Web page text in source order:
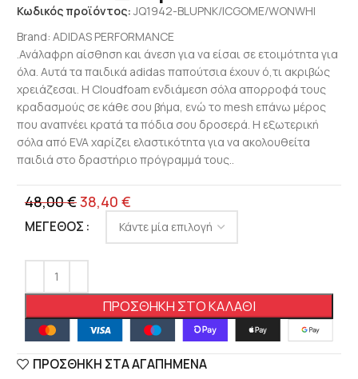
Κωδικός προϊόντος:JQ1942-BLUPNK/ICGOME/WONWHI
Brand: ADIDAS PERFORMANCE
.Ανάλαφρη αίσθηση και άνεση για να είσαι σε ετοιμότητα για
όλα. Αυτά τα παιδικά adidas παπούτσια έχουν ό,τι ακριβώς
χρειάζεσαι. Η Cloudfoam ενδιάμεση σόλα απορροφά τους
κραδασμούς σε κάθε σου βήμα, ενώ το mesh επάνω μέρος
που αναπνέει κρατά τα πόδια σου δροσερά. Η εξωτερική
σόλα από EVA χαρίζει ελαστικότητα για να ακολουθείτα
παιδιά στο δραστήριο πρόγραμμά τους..
48,00€38,40 €
ΜΈΓΕΘΟΣ
ΠΡΟΣΘΉΚΗ ΣΤΟ ΚΑΛΆΘΙ
ΠΡΟΣΘΉΚΗ ΣΤΑ ΑΓΑΠΗΜΈΝΑ